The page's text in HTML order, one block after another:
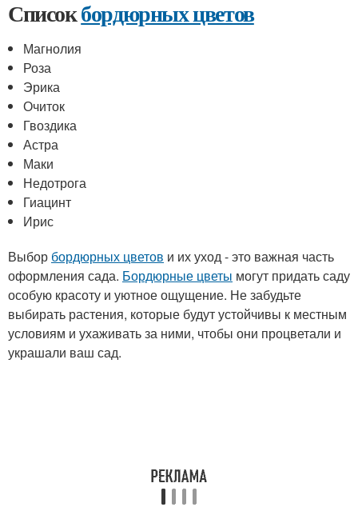
Списокбордюрных цветов
Магнолия
Роза
Эрика
Очиток
Гвоздика
Астра
Маки
Недотрога
Гиацинт
Ирис
Выбор бордюрных цветов и их уход - это важная часть
оформления сада. Бордюрные цветы могут придать саду
особую красоту и уютное ощущение. Не забудьте
выбирать растения, которые будут устойчивы к местным
условиям и ухаживать за ними, чтобы они процветали и
украшали ваш сад.